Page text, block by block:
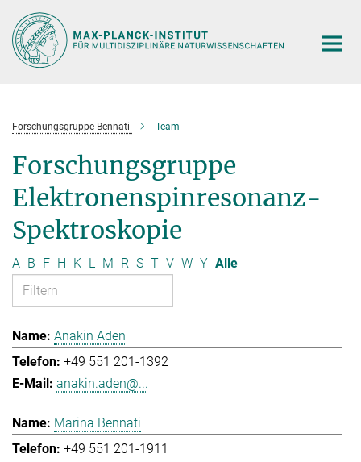
Hauptinhalt
Forschungsgruppe Bennati Team
Forschungsgruppe
Elektronenspinresonanz-
Spektroskopie
A B F H K L M R S T V W Y Alle
Anakin Aden
+49 551 201-1392
anakin.aden@...
Marina Bennati
+49 551 201-1911